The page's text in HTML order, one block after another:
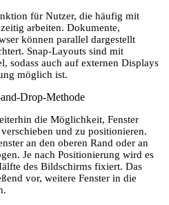
für Nutzer, die häufig mit
arbeiten. Dokumente,
können parallel dargestellt
Snap-Layouts sind mit
sodass auch auf externen Displays
möglich ist.
Drop-Methode
die Möglichkeit, Fenster
und zu positionieren.
an den oberen Rand oder an
Je nach Positionierung wird es
des Bildschirms fixiert. Das
vor, weitere Fenster in die